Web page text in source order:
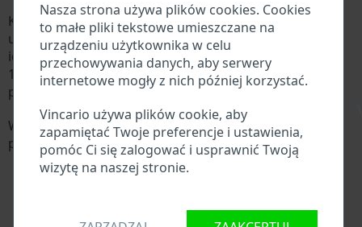
Nasza strona używa plików cookies. Cookies
to małe pliki tekstowe umieszczane na
urządzeniu użytkownika w celu
przechowywania danych, aby serwery
internetowe mogły z nich później korzystać.
Vincario używa plików cookie, aby
zapamiętać Twoje preferencje i ustawienia,
pomóc Ci się zalogować i usprawnić Twoją
wizytę na naszej stronie.
Każdy producent AIEa przypisuje każdemu pojazdowi
unikalny identyfikator zwany numerem
identyfikacyjnym pojazdu (VIN). Numer VIN składa się z
17 cyfr i składa się z liter i cyfr zawierających
podstawowe informacje o pojeździe.
Wszystkie bazy danych w branży motoryzacyjnej
przeszukują VIN:
Baza danych producenta AIEa
Baza danych importerów/eksporterów AIEa
Baza danych warsztatów AIEa i dostawców części